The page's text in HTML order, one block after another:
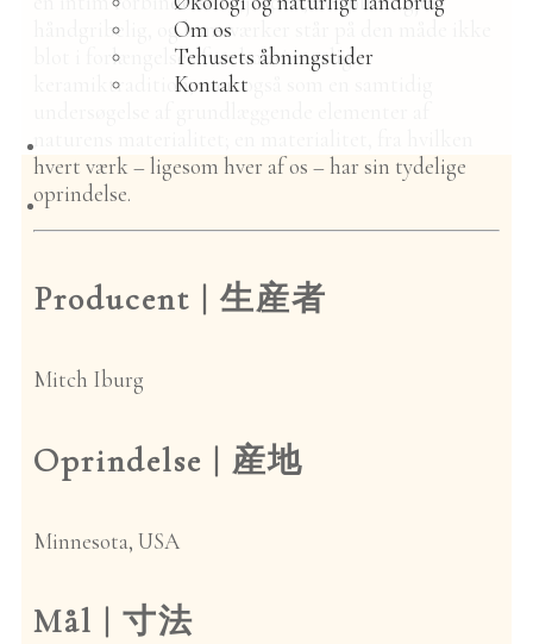
Om os
Tehusets åbningstider
Kontakt
Nyheder
Te
Sencha
håndgribelig, og hans værker står på den måde ikke
blot i forlængelse af en kontinuerlig
keramiktradition, men også som en samtidig
naturens materialitet; en materialitet, fra hvilken
hvert værk – ligesom hver af os – har sin tydelige
oprindelse.
Producent | 生産者
Mitch Iburg
Oprindelse | 産地
Minnesota, USA
Mål | 寸法